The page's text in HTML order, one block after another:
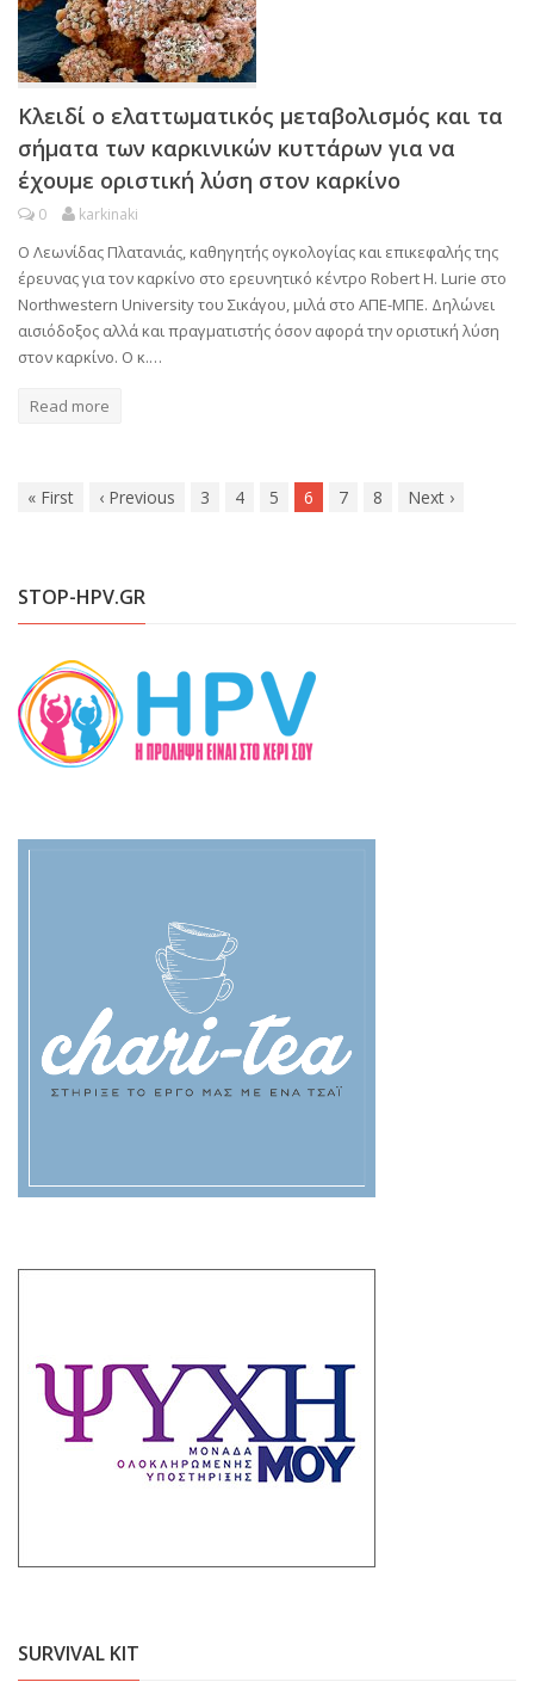
Κλειδί ο ελαττωματικός μεταβολισμός και τα
σήματα των καρκινικών κυττάρων για να
έχουμε οριστική λύση στον καρκίνο
0 karkinaki
Ο Λεωνίδας Πλατανιάς, καθηγητής ογκολογίας και επικεφαλής της
έρευνας για τον καρκίνο στο ερευνητικό κέντρο Robert H. Lurie στο
Northwestern University του Σικάγου, μιλά στο ΑΠΕ-ΜΠΕ. Δηλώνει
αισιόδοξος αλλά και πραγματιστής όσον αφορά την οριστική λύση
στον καρκίνο. Ο κ.…
Read more
« First ‹ Previous 3 4 5 6 7 8 Next ›
STOP-HPV.GR
SURVIVAL KIT